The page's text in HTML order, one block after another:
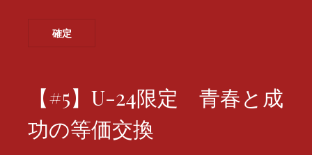
【#5】U-24限定 青春と成
功の等価交換